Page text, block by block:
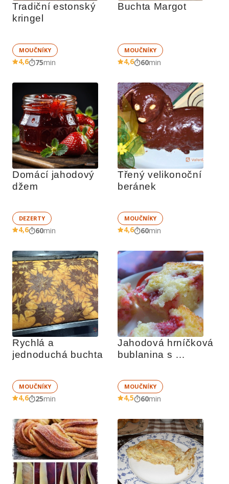
Tradiční estonský
kringel
MOUČNÍKY
4,6 75min
Buchta Margot
MOUČNÍKY
4,6 60min
Domácí jahodový
džem
DEZERTY
4,6 60min
Třený velikonoční
beránek
MOUČNÍKY
4,6 60min
Rychlá a
jednoduchá buchta
MOUČNÍKY
4,6 25min
Jahodová hrníčková
bublanina s
MOUČNÍKY
4,5 60min